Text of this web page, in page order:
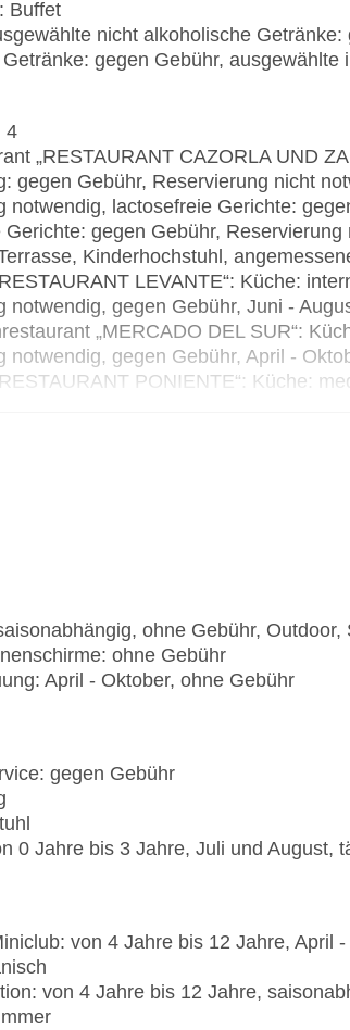
Buffet
nicht alkoholische
gegen Gebühr,
4
„RESTAURANT CAZORLA UND
gegen Gebühr, Reservierung nicht
notwendig, lactosefreie Gerichte:
Gerichte: gegen Gebühr,
Kinderhochstuhl,
LEVANTE“: Küche:
notwendig, gegen Gebühr, Juni -
„MERCADO DEL SUR“:
notwendig, gegen Gebühr, April -
PONIENTE“: Küche:
mit Terrasse, am Pool, angemessene
ohne Gebühr,
ohne Gebühr
April - Oktober, ohne Gebühr
gegen Gebühr
0 Jahre bis 3 Jahre, Juli und August,
von 4 Jahre bis 12 Jahre, April
von 4 Jahre bis 12 Jahre,